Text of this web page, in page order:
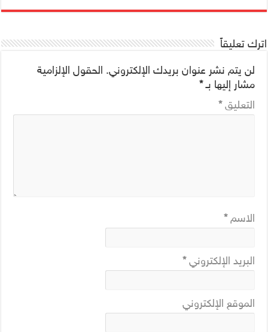
اترك تعليقاً
لن يتم نشر عنوان بريدك الإلكتروني. الحقول الإلزامية
مشار إليها بـ*
التعليق*
الاسم*
البريد الإلكتروني*
الموقع الإلكتروني